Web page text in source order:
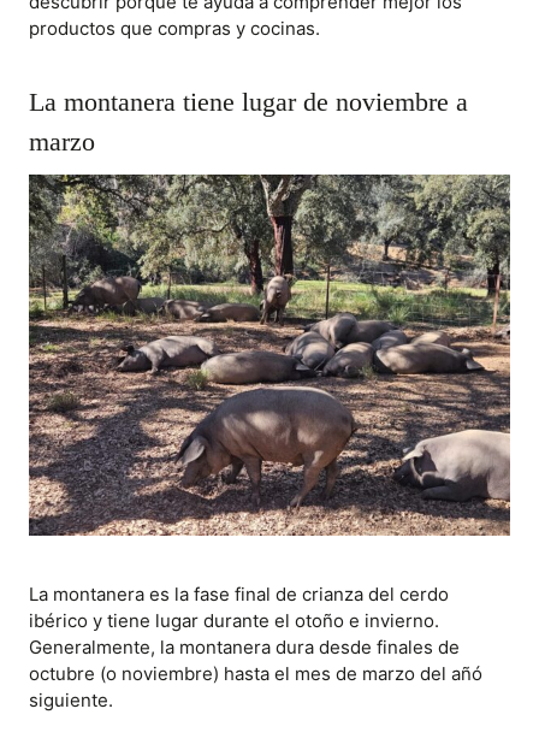
productos que compras y cocinas.
La montanera tiene lugar de noviembre a
marzo
La montanera es la fase final de crianza del cerdo
ibérico y tiene lugar durante el otoño e invierno.
Generalmente, la montanera dura desde finales de
octubre (o noviembre) hasta el mes de marzo del añó
siguiente.